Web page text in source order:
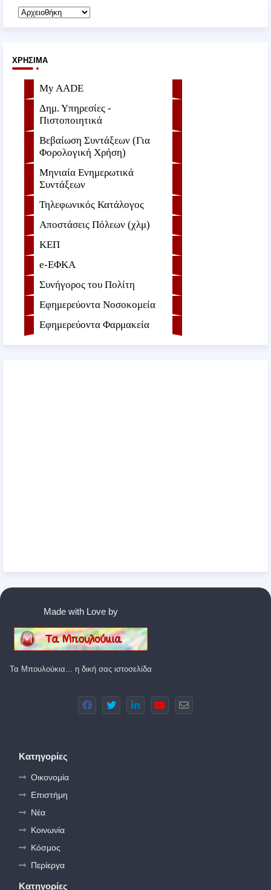
ΧΡΉΣΙΜΑ
My AADE
Δημ. Υπηρεσίες -
Πιστοποιητικά
Βεβαίωση Συντάξεων (Για
Φορολογική Χρήση)
Μηνιαία Ενημερωτικά
Συντάξεων
Τηλεφωνικός Κατάλογος
Αποστάσεις Πόλεων (χλμ)
ΚΕΠ
e-ΕΦKA
Συνήγορος του Πολίτη
Εφημερεύοντα Νοσοκομεία
Εφημερεύοντα Φαρμακεία
Made with Love by
Τα Μπουλούκια... η δική σας ιστοσελίδα
Κατηγορίες
Οικονομία
Επιστήμη
Νέα
Κοινωνία
Κόσμος
Περίεργα
Κατηγορίες